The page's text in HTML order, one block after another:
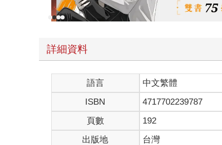
詳細資料
語言 中文繁體
ISBN
4717702239787
頁數
192
出版地
台灣